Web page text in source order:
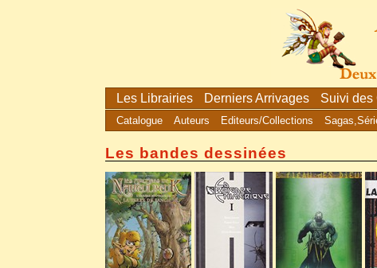
Les Librairies Derniers Arrivages Suivi des
Catalogue Auteurs Editeurs/Collections
Les bandes dessinées